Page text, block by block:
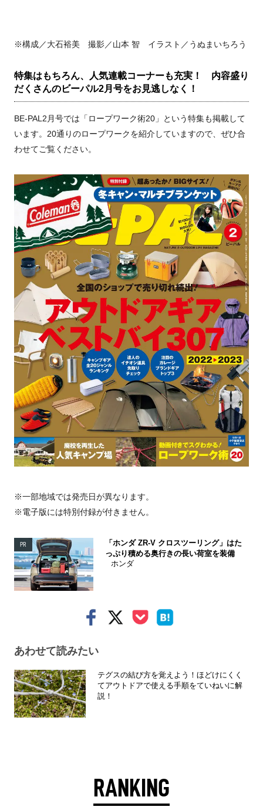
※構成／大石裕美 撮影／山本 智 イラスト／うぬまいちろう
特集はもちろん、人気連載コーナーも充実！ 内容盛り
だくさんのビーパル2月号をお見逃しなく！
BE-PAL2月号では「ロープワーク術20」という特集も掲載して
います。20通りのロープワークを紹介していますので、ぜひ合
わせてご覧ください。
※一部地域では発売日が異なります。
※電子版には特別付録が付きません。
PR
「ホンダ ZR-V クロスツーリング」はた
っぷり積める奥行きの長い荷室を装備
ホンダ
あわせて読みたい
テグスの結び方を覚えよう！ほどけにくく
てアウトドアで使える手順をていねいに解
説！
RANKING